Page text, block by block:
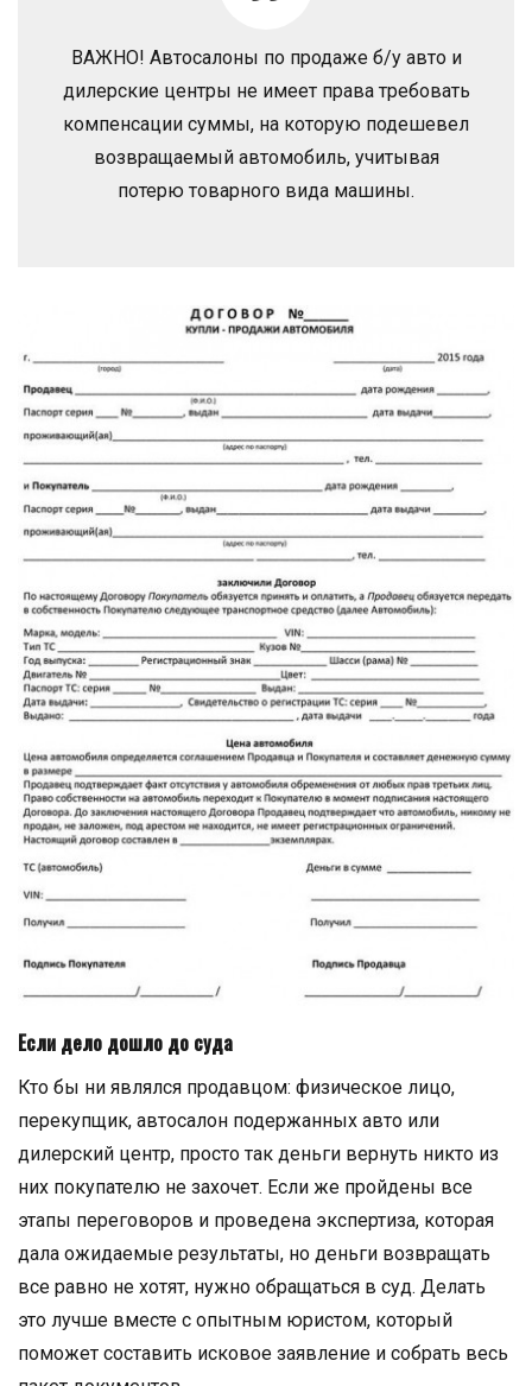
ВАЖНО! Автосалоны по продаже б/у авто и
дилерские центры не имеет права требовать
компенсации суммы, на которую подешевел
возвращаемый автомобиль, учитывая
потерю товарного вида машины.
Если дело дошло до суда
Кто бы ни являлся продавцом: физическое лицо,
перекупщик, автосалон подержанных авто или
дилерский центр, просто так деньги вернуть никто из
них покупателю не захочет. Если же пройдены все
этапы переговоров и проведена экспертиза, которая
дала ожидаемые результаты, но деньги возвращать
все равно не хотят, нужно обращаться в суд. Делать
это лучше вместе с опытным юристом, который
поможет составить исковое заявление и собрать весь